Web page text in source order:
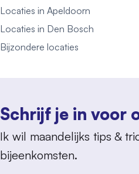
Locaties in Apeldoorn
Locaties in Den Bosch
Bijzondere locaties
Schrijf je in voor
Ik wil maandelijks tips &
bijeenkomsten.